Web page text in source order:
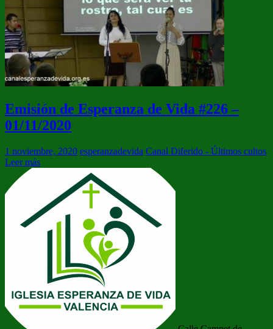
Emisión de Esperanza de Vida #226 –
01/11/2020
1 noviembre, 2020 esperanzadevida Canal Diferido - Últimos cultos
Leer más